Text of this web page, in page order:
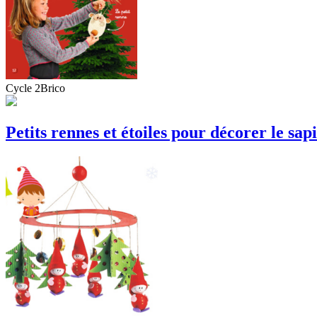
Cycle 2Brico
Petits rennes et étoiles pour décorer le